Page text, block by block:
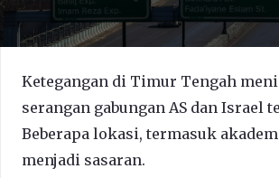
Ketegangan di Timur Tengah
serangan gabungan AS dan Israel
Beberapa lokasi, termasuk
menjadi sasaran.